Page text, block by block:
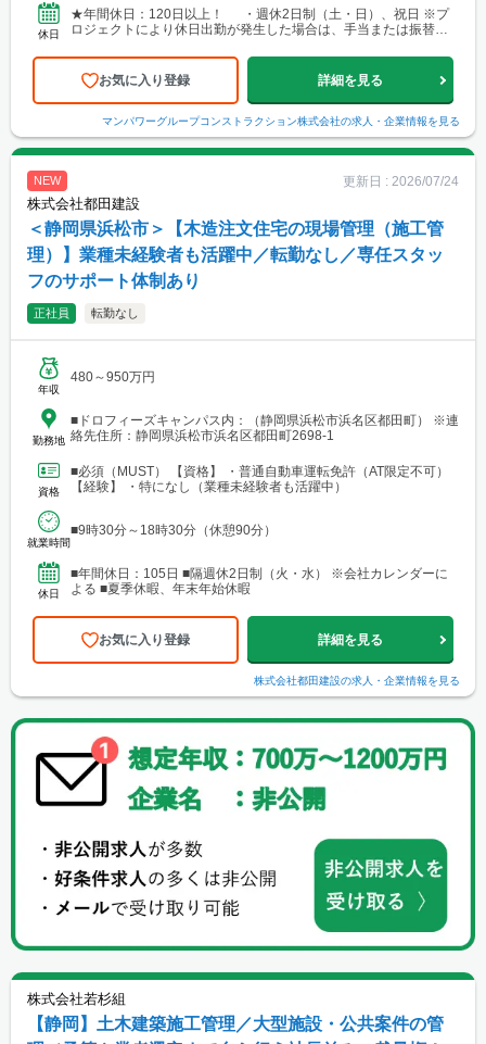
休日
★年間休日：120日以上！ ・週休2日制（土・日）、祝日 ※プ
ロジェクトにより休日出勤が発生した場合は、手当または振替休
お気に入り登録 詳細を見る
マンパワーグループコンストラクション株式会社の求人・企業情報を見る
NEW 更新日 : 2026/07/24
株式会社都田建設
＜静岡県浜松市＞【木造注文住宅の現場管理（施工管
理）】業種未経験者も活躍中／転勤なし／専任スタッ
フのサポート体制あり
正社員 転勤なし
年収
480～950万円
勤務地
■ドロフィーズキャンパス内：（静岡県浜松市浜名区都田町） ※連
絡先住所：静岡県浜松市浜名区都田町2698-1
資格
■必須（MUST） 【資格】 ・普通自動車運転免許（AT限定不可）
【経験】 ・特になし（業種未経験者も活躍中）
就業時間
■9時30分～18時30分（休憩90分）
休日
■年間休日：105日 ■隔週休2日制（火・水） ※会社カレンダーに
よる ■夏季休暇、年末年始休暇
お気に入り登録 詳細を見る
株式会社都田建設の求人・企業情報を見る
株式会社若杉組
【静岡】土木建築施工管理／大型施設・公共案件の管